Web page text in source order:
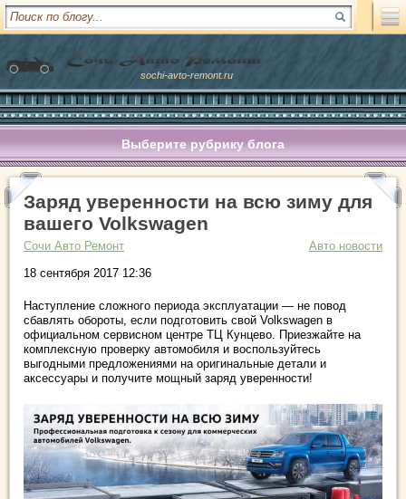
sochi-avto-remont.ru
Выберите рубрику блога
Заряд уверенности на всю зиму для
вашего Volkswagen
Сочи Авто Ремонт
Авто новости
18 сентября 2017 12:36
Наступление сложного периода эксплуатации — не повод
сбавлять обороты, если подготовить свой Volkswagen в
официальном сервисном центре ТЦ Кунцево. Приезжайте на
комплексную проверку автомобиля и воспользуйтесь
выгодными предложениями на оригинальные детали и
аксессуары и получите мощный заряд уверенности!